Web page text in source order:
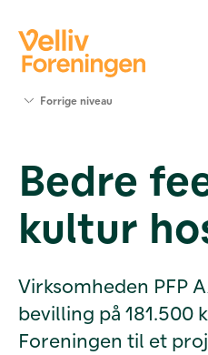
Værktøjer
og viden
Om Velliv
Foreningen
Forrige niveau
Bedre
kultur
Virksomheden PFP
bevilling på 181.500
Foreningen til et